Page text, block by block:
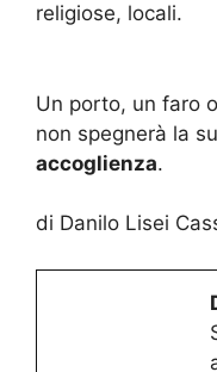
religiose, locali.
Un porto, un faro
non spegnerà la
accoglienza.
di Danilo Lisei